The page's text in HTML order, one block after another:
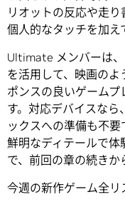
リオットの反応や走
個人的なタッチを加え
Ultimate メンバーは
を活用して、映画のよ
ポンスの良いゲーム
す。対応デバイスなら
ックスへの準備も不
鮮明なディテールで体
で、前回の章の続きか
今週の新作ゲーム全リ